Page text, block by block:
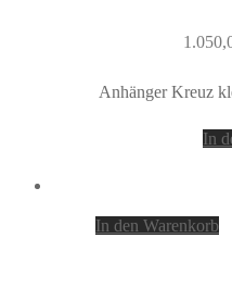
Anhänger Kreuz
In
In den Warenkorb